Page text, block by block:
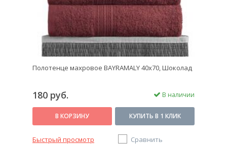
Полотенце махровое BAYRAMALY 40х70, Шоколад
180 руб. В наличии
В КОРЗИНУ КУПИТЬ В 1 КЛИК
Быстрый просмотр Сравнить